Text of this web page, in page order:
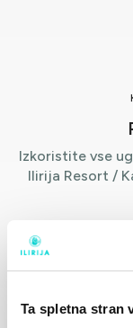
Ta spletna stran
Izkoristite vse
Ilirija Resort /